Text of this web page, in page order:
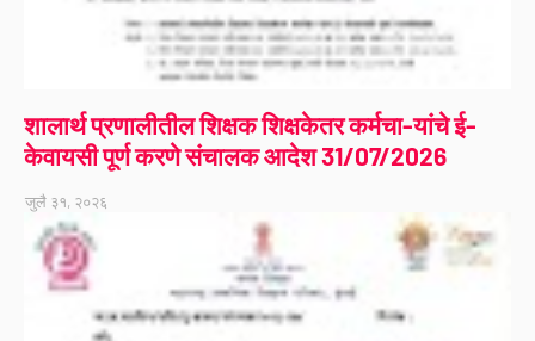
शालार्थ प्रणालीतील शिक्षक शिक्षकेतर कर्मचा-यांचे ई-
केवायसी पूर्ण करणे संचालक आदेश 31/07/2026
जुलै ३१, २०२६